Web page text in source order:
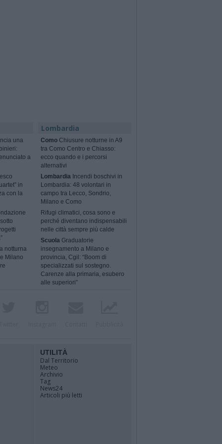
una
a
in
con la
notturna
Milano
Lombardia
Como Chiusure notturne in A9
tra Como Centro e Chiasso:
ecco quando e i percorsi
alternativi
Lombardia Incendi boschivi in
Lombardia: 48 volontari in
campo tra Lecco, Sondrio,
Milano e Como
Rifugi climatici, cosa sono e
perché diventano indispensabili
nelle città sempre più calde
Scuola Graduatorie
insegnamento a Milano e
provincia, Cgil: “Boom di
specializzati sul sostegno.
Carenze alla primaria, esubero
alle superiori”
UTILITÀ
Dal Territorio
Meteo
Archivio
Tag
News24
Articoli più letti